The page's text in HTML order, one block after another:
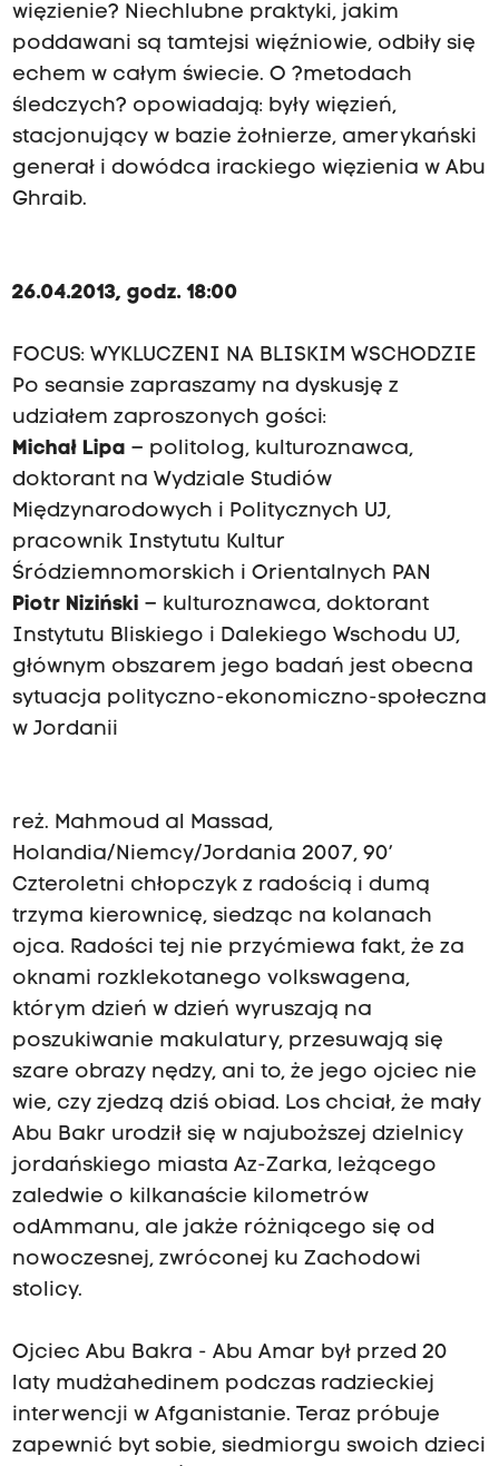
więzienie? Niechlubne praktyki, jakim
poddawani są tamtejsi więźniowie, odbiły się
echem w całym świecie. O ?metodach
śledczych? opowiadają: były więzień,
stacjonujący w bazie żołnierze, amerykański
generał i dowódca irackiego więzienia w Abu
Ghraib.
26.04.2013, godz. 18:00
FOCUS: WYKLUCZENI NA BLISKIM WSCHODZIE
Po seansie zapraszamy na dyskusję z
udziałem zaproszonych gości:
Michał Lipa – politolog, kulturoznawca,
doktorant na Wydziale Studiów
Międzynarodowych i Politycznych UJ,
pracownik Instytutu Kultur
Śródziemnomorskich i Orientalnych PAN
Piotr Niziński – kulturoznawca, doktorant
Instytutu Bliskiego i Dalekiego Wschodu UJ,
głównym obszarem jego badań jest obecna
sytuacja polityczno-ekonomiczno-społeczna
w Jordanii
reż. Mahmoud al Massad,
Holandia/Niemcy/Jordania 2007, 90’
Czteroletni chłopczyk z radością i dumą
trzyma kierownicę, siedząc na kolanach
ojca. Radości tej nie przyćmiewa fakt, że za
oknami rozklekotanego volkswagena,
którym dzień w dzień wyruszają na
poszukiwanie makulatury, przesuwają się
szare obrazy nędzy, ani to, że jego ojciec nie
wie, czy zjedzą dziś obiad. Los chciał, że mały
Abu Bakr urodził się w najuboższej dzielnicy
jordańskiego miasta Az-Zarka, leżącego
zaledwie o kilkanaście kilometrów
odAmmanu, ale jakże różniącego się od
nowoczesnej, zwróconej ku Zachodowi
stolicy.
Ojciec Abu Bakra - Abu Amar był przed 20
laty mudżahedinem podczas radzieckiej
interwencji w Afganistanie. Teraz próbuje
zapewnić byt sobie, siedmiorgu swoich dzieci